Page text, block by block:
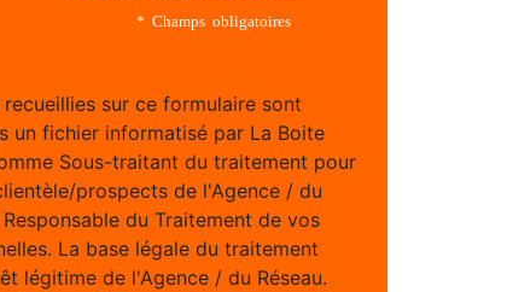
* Champs obligatoires
sur ce formulaire sont
un fichier informatisé par La Boite
Sous-traitant du traitement pour
prospects de l'Agence / du
du Traitement de vos
La base légale du traitement
légitime de l'Agence / du Réseau.